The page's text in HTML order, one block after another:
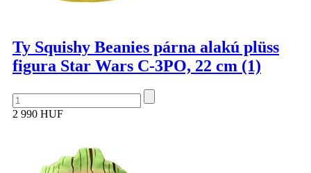
Ty Squishy Beanies párna alakú plüss
figura Star Wars C-3PO, 22 cm (1)
2 990 HUF